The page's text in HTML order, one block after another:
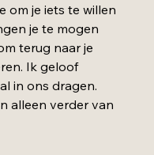
om je iets te willen
je te mogen
terug naar je
Ik geloof
in ons dragen.
alleen verder van